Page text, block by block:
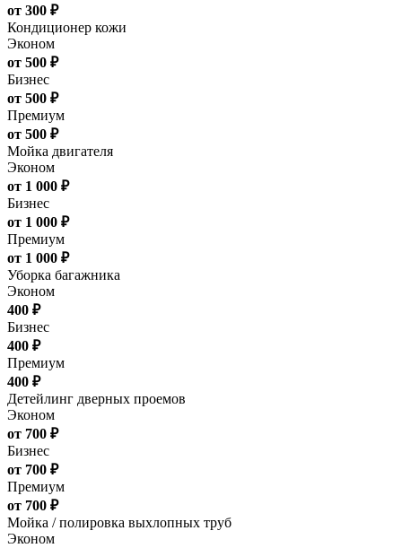
от 300 ₽
Кондиционер кожи
Эконом
от 500 ₽
Бизнес
от 500 ₽
Премиум
от 500 ₽
Мойка двигателя
Эконом
от 1 000 ₽
Бизнес
от 1 000 ₽
Премиум
от 1 000 ₽
Уборка багажника
Эконом
400 ₽
Бизнес
400 ₽
Премиум
400 ₽
Детейлинг дверных проемов
Эконом
от 700 ₽
Бизнес
от 700 ₽
Премиум
от 700 ₽
Мойка / полировка выхлопных труб
Эконом